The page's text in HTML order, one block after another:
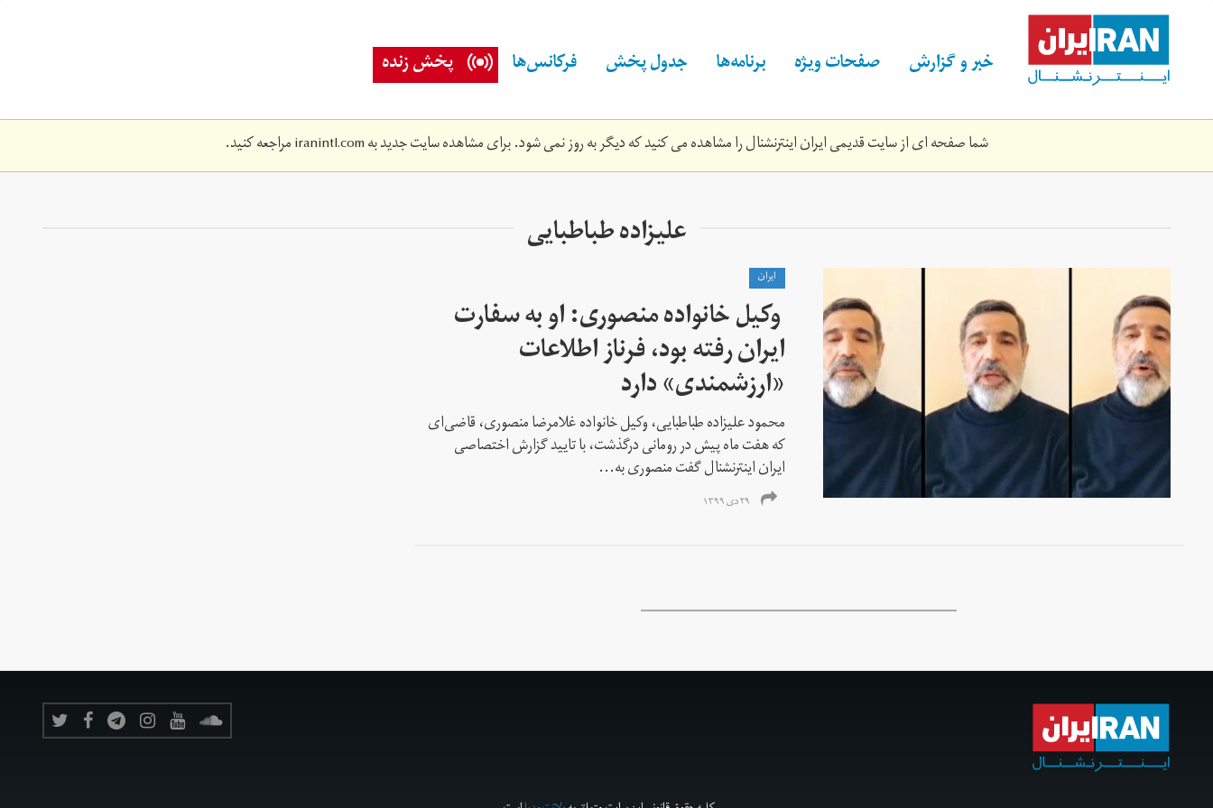
content خبر و گزارش صفحات ویژه برنامه‌ها جدول پخش فرکانس‌ها پخش زنده
شما صفحه ای از سایت قدیمی ایران اینترنشنال را مشاهده می کنید که دیگر به روز نمی شود. برای مشاهده سایت جدید بهiranintl.comمراجعه کنید.
علیزاده طباطبایی
ايران
وکیل خانواده منصوری: او به سفارت
ایران رفته بود، فرناز اطلاعات
«ارزشمندی» دارد
محمود علیزاده طباطبایی، وکیل خانواده غلامرضا منصوری، قاضی‌ای
که هفت ماه پیش در رومانی درگذشت، با تایید گزارش اختصاصی
ایران اینترنشنال گفت منصوری به...
۲۹ دی ۱۳۹۹